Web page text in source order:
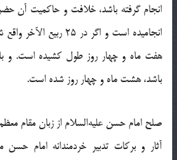
انجاميده است و اگر در
باشد، هشت ماه و چهار روز شده است.
صلح امام حسن علیه‌السلام از زبان مقام
آثار و برکات تدبیر خردمندانه امام